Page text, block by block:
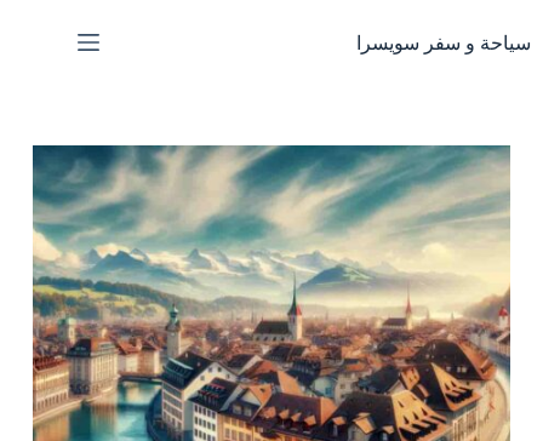
المحتوى
سياحة و سفر سويسرا